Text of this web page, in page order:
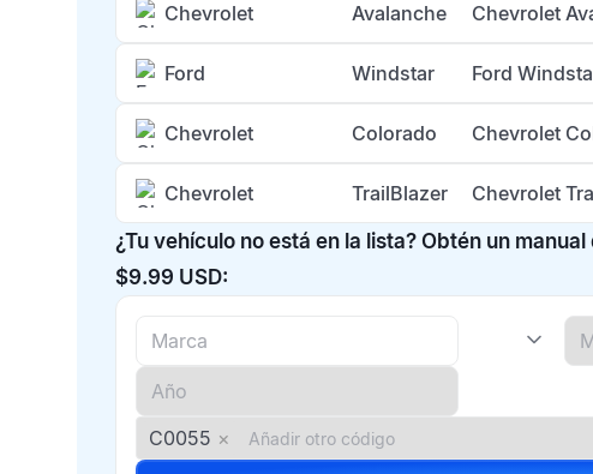
Chevrolet Avalanche Chevrolet
Ford Windstar Ford
Chevrolet Colorado Chevrolet
Chevrolet TrailBlazer Chevrolet
¿Tu vehículo no está en la lista? Obtén un
$9.99 USD:
C0055 ×